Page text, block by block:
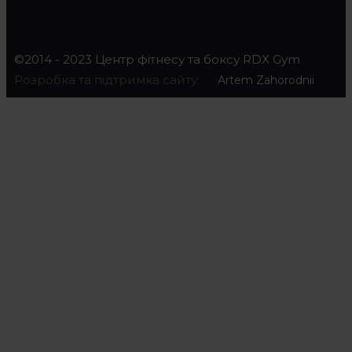
©2014 - 2023 Центр фітнесу та боксу RDX Gym
Розробка та підтримка сайту:
Artem Zahorodnii